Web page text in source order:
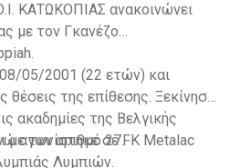
ΚΑΤΩΚΟΠΙΑΣ ανακοινώνει
με τον Γκανέζο
05/2001 (22 ετών) και
θέσεις της επίθεσης. Ξεκίνησε
ακαδημίες της Βελγικής
αγωνίστηκε σε FK Metalac
Λυμπιών.
με τον αριθμό 27.